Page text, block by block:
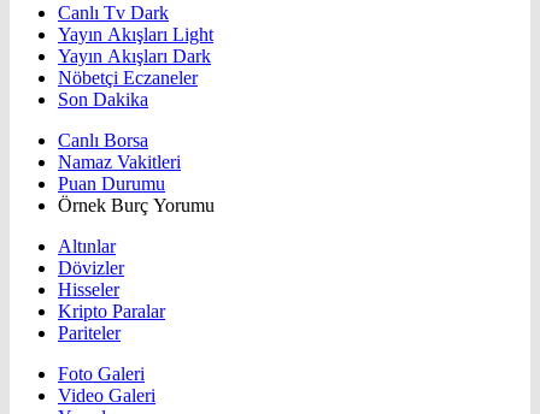
Canlı Tv Dark
Yayın Akışları Light
Yayın Akışları Dark
Nöbetçi Eczaneler
Son Dakika
Canlı Borsa
Namaz Vakitleri
Puan Durumu
Örnek Burç Yorumu
Altınlar
Dövizler
Hisseler
Kripto Paralar
Pariteler
Foto Galeri
Video Galeri